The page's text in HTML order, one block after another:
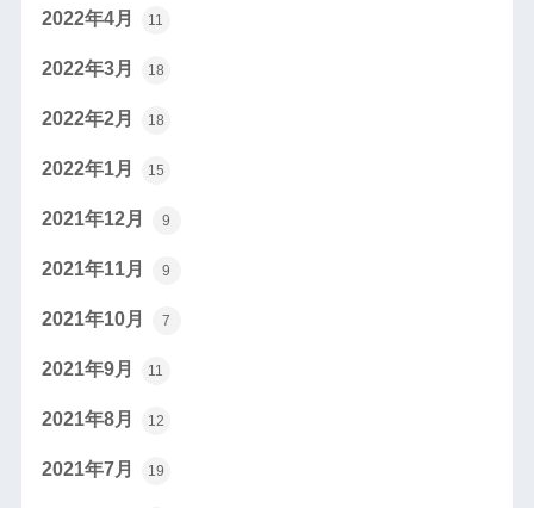
2022年4月 11
2022年3月 18
2022年2月 18
2022年1月 15
2021年12月 9
2021年11月 9
2021年10月 7
2021年9月 11
2021年8月 12
2021年7月 19